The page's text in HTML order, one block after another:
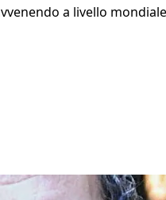
a livello